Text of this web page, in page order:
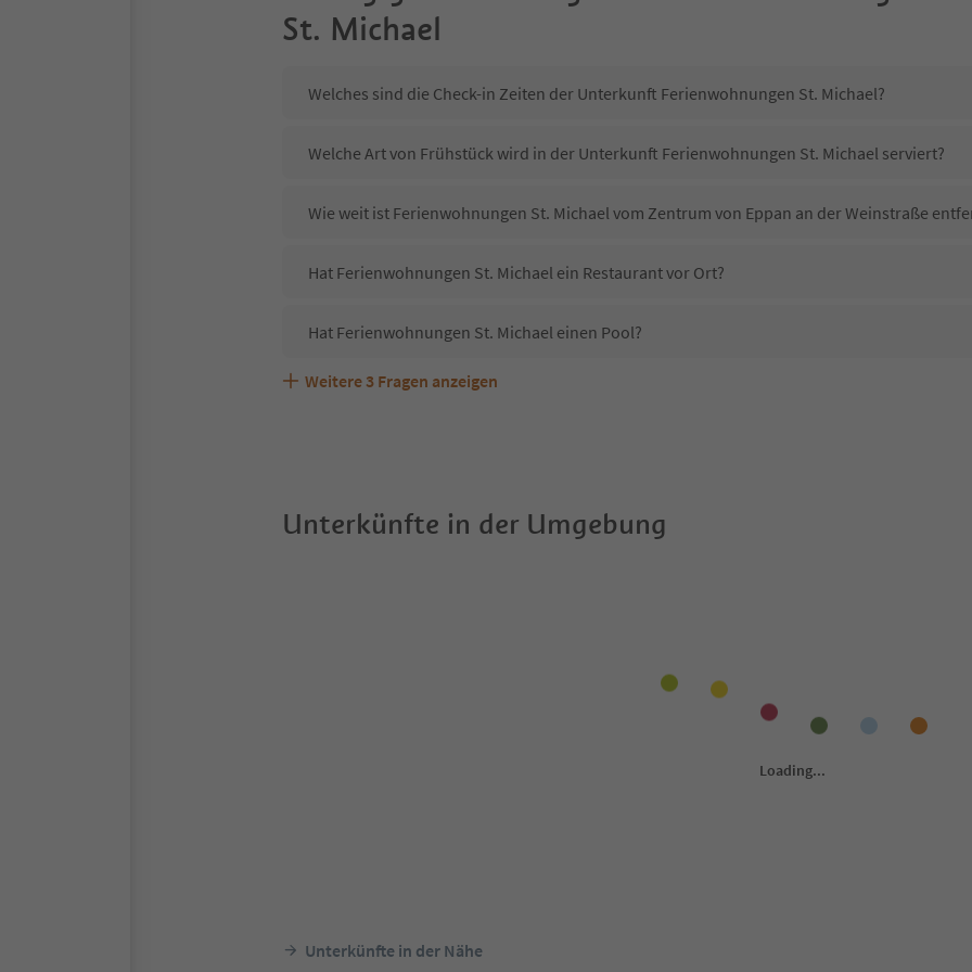
St. Michael
Welches sind die Check-in Zeiten der Unterkunft Ferienwohnungen St. Michael?
Welche Art von Frühstück wird in der Unterkunft Ferienwohnungen St. Michael serviert?
Wie weit ist Ferienwohnungen St. Michael vom Zentrum von Eppan an der Weinstraße
Hat Ferienwohnungen St. Michael ein Restaurant vor Ort?
Hat Ferienwohnungen St. Michael einen Pool?
Sind Haustiere in der Unterkunft Ferienwohnungen St. Michael erlaubt?
Welche Services bietet Ferienwohnungen St. Michael?
Weitere 3 Fragen anzeigen
Unterkünfte in der Umgebung
Unterkünfte in der Nähe